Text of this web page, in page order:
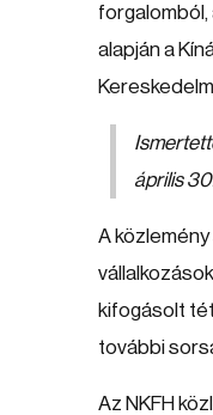
alapján a
április
A
kifogásolt
további
Az NKFH